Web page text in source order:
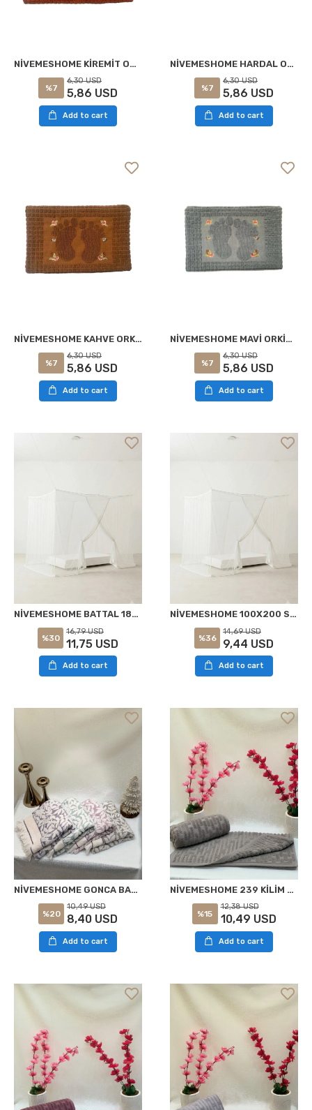
NİVEMESHOME KİREMİT ORKİDEM AYAK HAVLUSU
%7
6,30 USD
5,86 USD
Add to cart
NİVEMESHOME HARDAL ORKİDEM AYAK HAVLUSU
%7
6,30 USD
5,86 USD
Add to cart
NİVEMESHOME KAHVE ORKİDEM AYAK HAVLUSU
%7
6,30 USD
5,86 USD
Add to cart
NİVEMESHOME MAVİ ORKİDEM AYAK HAVLUSU
%7
6,30 USD
5,86 USD
Add to cart
NİVEMESHOME BATTAL 180X230 TÜL CİBİNLİK
%30
16,79 USD
11,75 USD
Add to cart
NİVEMESHOME 100X200 SINGLE SHEER MOSQUITO NET
%36
14,69 USD
9,44 USD
Add to cart
NİVEMESHOME GONCA BAHAR ASORTİ HAVLU
%20
10,49 USD
8,40 USD
Add to cart
NİVEMESHOME 239 KİLİM GRİ HAVLU NURPAK
%15
12,38 USD
10,49 USD
Add to cart